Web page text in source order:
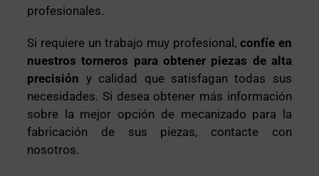
profesionales.
Si requiere un trabajo muy profesional, confíe en
nuestros torneros para obtener piezas de alta
precisión y calidad que satisfagan todas sus
necesidades. Si desea obtener más información
sobre la mejor opción de mecanizado para la
fabricación de sus piezas, contacte con
nosotros.